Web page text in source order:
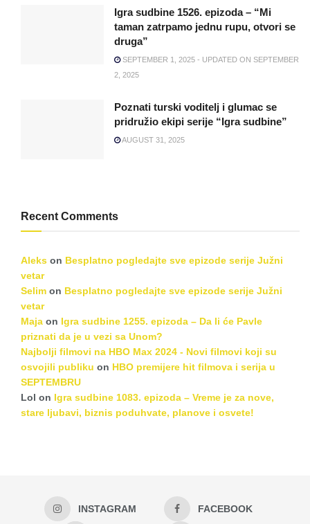
Igra sudbine 1526. epizoda – “Mi
taman zatrpamo jednu rupu, otvori se
druga”
SEPTEMBER 1, 2025 - UPDATED ON SEPTEMBER
2, 2025
Poznati turski voditelj i glumac se
pridružio ekipi serije “Igra sudbine”
AUGUST 31, 2025
Recent Comments
Aleks on Besplatno pogledajte sve epizode serije Južni
vetar
Selim on Besplatno pogledajte sve epizode serije Južni
vetar
Maja on Igra sudbine 1255. epizoda – Da li će Pavle
priznati da je u vezi sa Unom?
Najbolji filmovi na HBO Max 2024 - Novi filmovi koji su
osvojili publiku on HBO premijere hit filmova i serija u
SEPTEMBRU
Lol on Igra sudbine 1083. epizoda – Vreme je za nove,
stare ljubavi, biznis poduhvate, planove i osvete!
INSTAGRAM FACEBOOK